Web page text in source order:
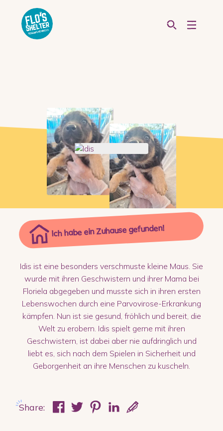
Ich habe ein Zuhause gefunden!
Idis ist eine besonders verschmuste kleine Maus. Sie
wurde mit ihren Geschwistern und ihrer Mama bei
Floriela abgegeben und musste sich in ihren ersten
Lebenswochen durch eine Parvovirose-Erkrankung
kämpfen. Nun ist sie gesund, fröhlich und bereit, die
Welt zu erobern. Idis spielt gerne mit ihren
Geschwistern, ist dabei aber nie aufdringlich und
liebt es, sich nach dem Spielen in Sicherheit und
Geborgenheit an ihre Menschen zu kuscheln.
Share: